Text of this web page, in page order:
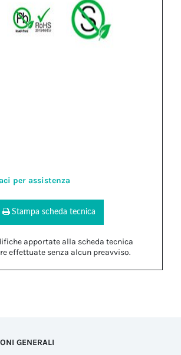
per assistenza
Stampa scheda tecnica
apportate alla scheda tecnica
effettuate senza alcun preavviso.
GENERALI